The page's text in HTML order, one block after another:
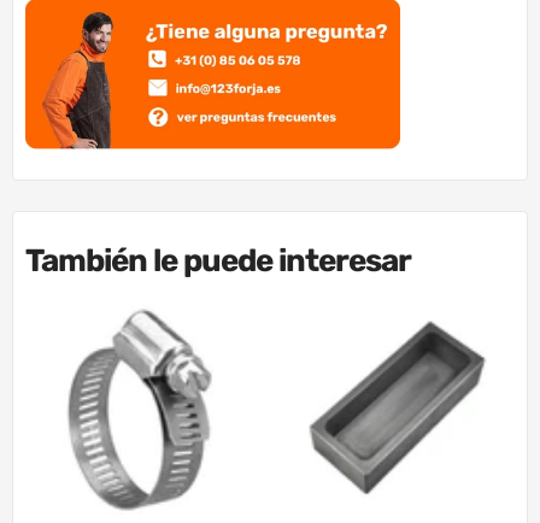
También le puede interesar